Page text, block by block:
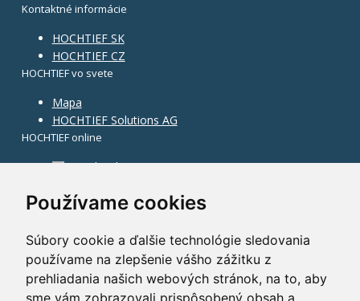
Používame cookies
Súbory cookie a ďalšie technológie sledovania
používame na zlepšenie vášho zážitku z
prehliadania našich webových stránok, na to, aby
sme vám zobrazovali prispôsobený obsah a
Kontaktné informácie
HOCHTIEF SK
HOCHTIEF CZ
HOCHTIEF vo svete
Mapa
HOCHTIEF Solutions AG
HOCHTIEF online
Facebook